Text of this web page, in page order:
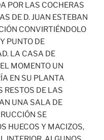
POR LAS COCHERAS
DE D. JUAN ESTEBAN
CONVIRTIÉNDOLO
PUNTO DE
LA CASA DE
MOMENTO UN
EN SU PLANTA
RESTOS DE LAS
UNA SALA DE
SE
HUECOS Y MACIZOS,